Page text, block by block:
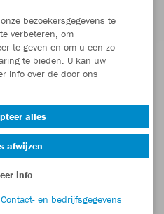
bezoekersgegevens te
verbeteren, om
te geven en om u een zo
te bieden. U kan uw
info over de door ons
alles
afwijzen
info
Contact- en bedrijfsgegevens